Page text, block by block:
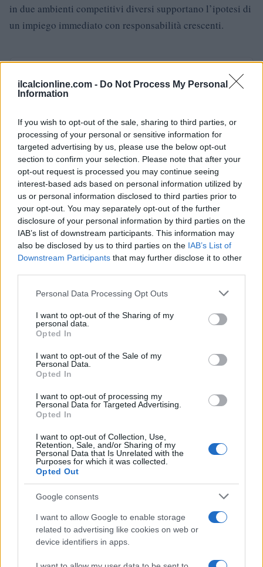
ilcalcionline.com - Do Not Process My Personal
Information
If you wish to opt-out of the sale, sharing to third parties, or
processing of your personal or sensitive information for
targeted advertising by us, please use the below opt-out
section to confirm your selection. Please note that after your
opt-out request is processed you may continue seeing
interest-based ads based on personal information utilized by
us or personal information disclosed to third parties prior to
your opt-out. You may separately opt-out of the further
disclosure of your personal information by third parties on the
IAB’s list of downstream participants. This information may
also be disclosed by us to third parties on the IAB’s List of
Downstream Participants that may further disclose it to other
Please note that this website/app uses one or more Google
not limited to your visit or usage behaviour. You may click to
grant or deny consent to Google and its third-party tags to
use your data for below specified purposes in below Google
consent section.
Personal Data Processing Opt Outs
I want to opt-out of the Sharing of my
personal data.
Opted In
I want to opt-out of the Sale of my
Personal Data.
Opted In
I want to opt-out of processing my
Personal Data for Targeted Advertising.
Opted In
I want to opt-out of Collection, Use,
Retention, Sale, and/or Sharing of my
Personal Data that Is Unrelated with the
Purposes for which it was collected.
Opted Out
Google consents
I want to allow Google to enable storage
related to advertising like cookies on web or
device identifiers in apps.
in due ambienti competitivi diversi supportano l’ipotesi di
un impiego immediato con responsabilità crescenti.
Andrea Conforti
trasforma dati e clip in racconti social. Ricorda
quando annotò la rimonta al box stampa dello
Stadio Olimpico Grande Torino: da
quell'appunto nacque la sua linea editoriale,
che propugna spiegazioni visive per il tifoso
critico. Dettaglio unico: una stagione allenatore
under15 al Chieri e ciclista urbano.
Continua a leggere
MERCATO E TRASFERIMENTI